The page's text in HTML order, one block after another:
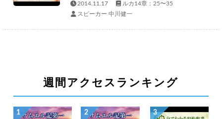
2014.11.17
ルカ14章：25〜35
スピーカー 中川健一
週間アクセスランキング
1 2 3